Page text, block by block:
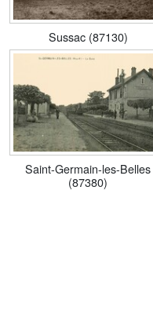
Sussac (87130)
Saint-Germain-les-Belles
(87380)